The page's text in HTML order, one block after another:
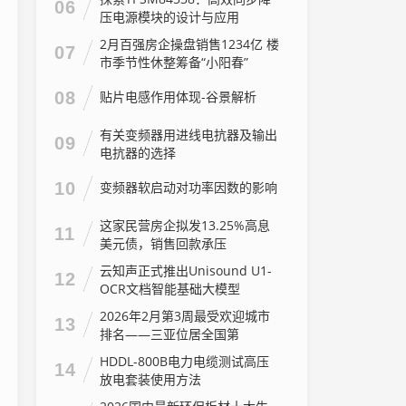
06
压电源模块的设计与应用
07
2月百强房企操盘销售1234亿 楼
市季节性休整筹备“小阳春”
08 贴片电感作用体现-谷景解析
09
有关变频器用进线电抗器及输出
电抗器的选择
10 变频器软启动对功率因数的影响
11
这家民营房企拟发13.25%高息
美元债，销售回款承压
12
云知声正式推出Unisound U1-
OCR文档智能基础大模型
13
2026年2月第3周最受欢迎城市
排名——三亚位居全国第
462026年2月第3周最受欢迎城
市排名——三亚位居全国第46
14
HDDL-800B电力电缆测试高压
放电套装使用方法